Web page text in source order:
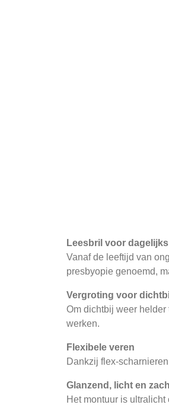
Leesbril voor
Vanaf de leeftijd van
presbyopie genoemd,
Vergroting voor
Om dichtbij weer
werken.
Flexibele veren
Dankzij flex-
Glanzend, licht en
Het montuur is